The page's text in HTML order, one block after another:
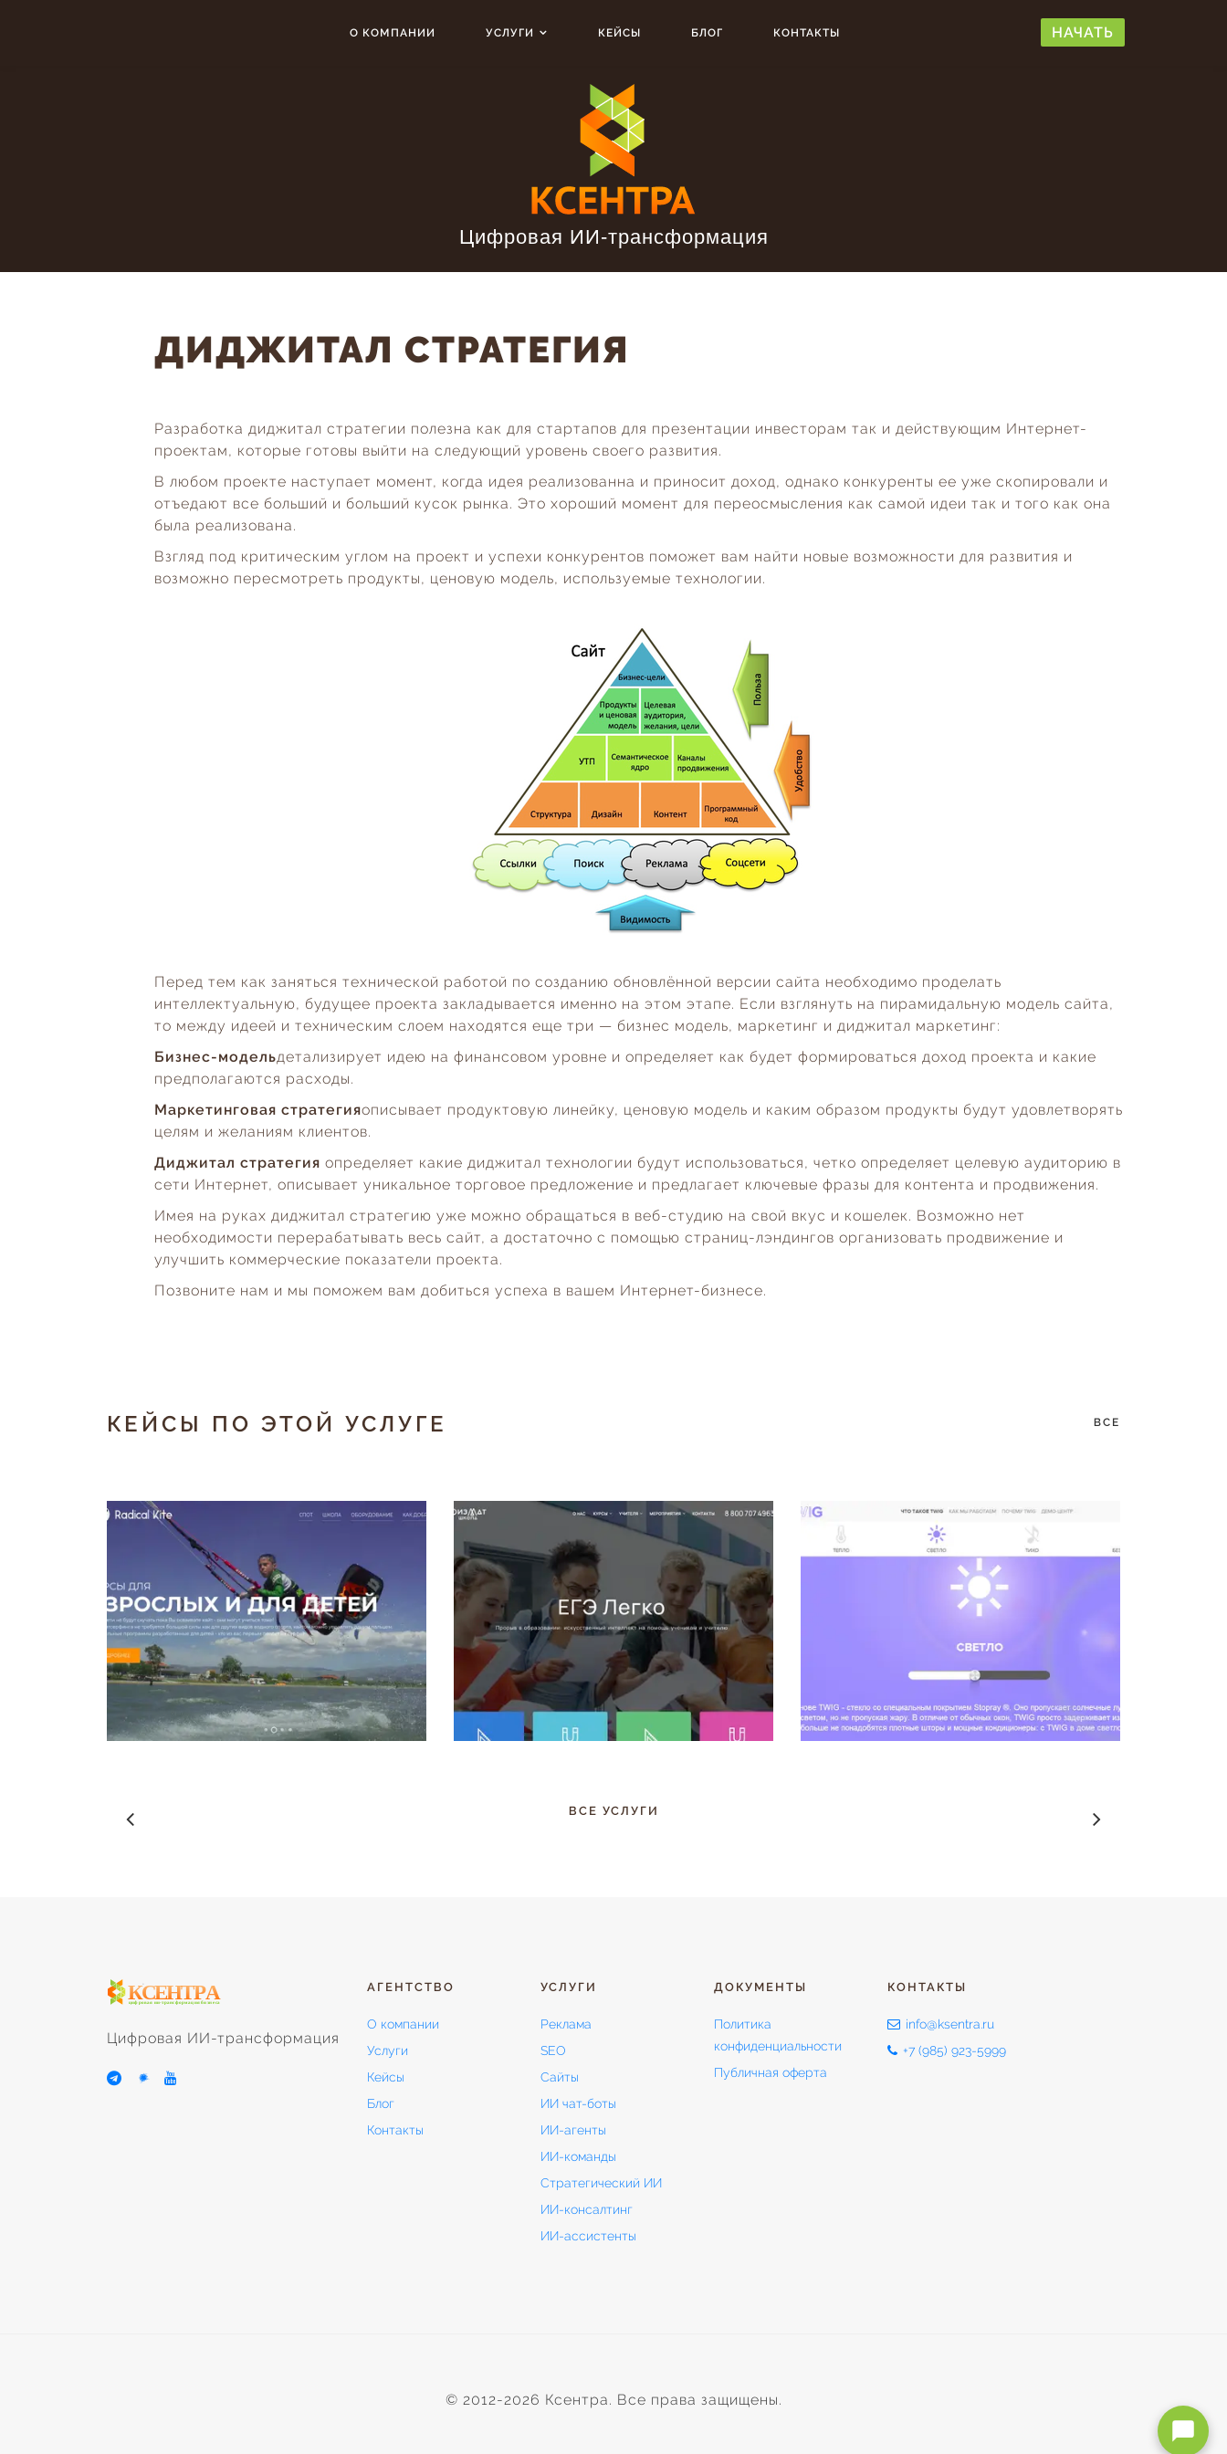
О КОМПАНИИ УСЛУГИ КЕЙСЫ БЛОГ КОНТАКТЫ НАЧАТЬ
Цифровая ИИ-трансформация
ДИДЖИТАЛ СТРАТЕГИЯ
Разработка диджитал стратегии полезна как для стартапов для презентации инвесторам так и действующим Интернет-
проектам, которые готовы выйти на следующий уровень своего развития.
В любом проекте наступает момент, когда идея реализованна и приносит доход, однако конкуренты ее уже скопировали и
отъедают все больший и больший кусок рынка. Это хороший момент для переосмысления как самой идеи так и того как она
была реализована.
Взгляд под критическим углом на проект и успехи конкурентов поможет вам найти новые возможности для развития и
возможно пересмотреть продукты, ценовую модель, используемые технологии.
Перед тем как заняться технической работой по созданию обновлённой версии сайта необходимо проделать
интеллектуальную, будущее проекта закладывается именно на этом этапе. Если взглянуть на пирамидальную модель сайта,
то между идеей и техническим слоем находятся еще три — бизнес модель, маркетинг и диджитал маркетинг:
Бизнес-модельдетализирует идею на финансовом уровне и определяет как будет формироваться доход проекта и какие
предполагаются расходы.
Маркетинговая стратегияописывает продуктовую линейку, ценовую модель и каким образом продукты будут удовлетворять
целям и желаниям клиентов.
Диджитал стратегия определяет какие диджитал технологии будут использоваться, четко определяет целевую аудиторию в
сети Интернет, описывает уникальное торговое предложение и предлагает ключевые фразы для контента и продвижения.
Имея на руках диджитал стратегию уже можно обращаться в веб-студию на свой вкус и кошелек. Возможно нет
необходимости перерабатывать весь сайт, а достаточно с помощью страниц-лэндингов организовать продвижение и
улучшить коммерческие показатели проекта.
Позвоните нам и мы поможем вам добиться успеха в вашем Интернет-бизнесе.
КЕЙСЫ ПО ЭТОЙ УСЛУГЕ ВСЕ
ВСЕ УСЛУГИ
Цифровая ИИ-трансформация
АГЕНТСТВО
О компании
Услуги
Кейсы
Блог
Контакты
УСЛУГИ
Реклама
SEO
Сайты
ИИ чат-боты
ИИ-агенты
ИИ-команды
Стратегический ИИ
ИИ-консалтинг
ИИ-ассистенты
ДОКУМЕНТЫ
Политика
конфиденциальности
Публичная оферта
КОНТАКТЫ
info@ksentra.ru
+7 (985) 923-5999
© 2012-2026 Ксентра. Все права защищены.